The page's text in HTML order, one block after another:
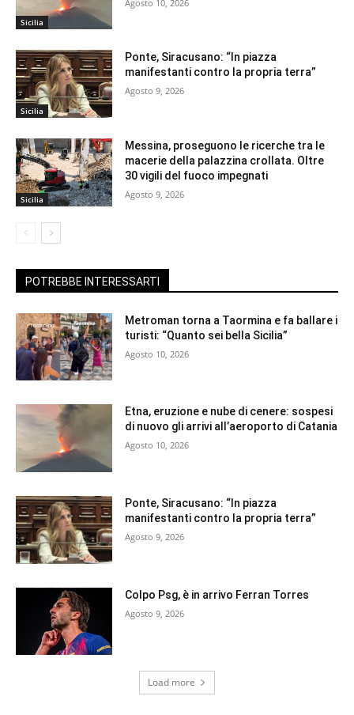
Sicilia
Agosto 10, 2026
Sicilia
Ponte, Siracusano: “In piazza
manifestanti contro la propria terra”
Agosto 9, 2026
Sicilia
Messina, proseguono le ricerche tra le
macerie della palazzina crollata. Oltre
30 vigili del fuoco impegnati
Agosto 9, 2026
POTREBBE INTERESSARTI
Metroman torna a Taormina e fa ballare i
turisti: “Quanto sei bella Sicilia”
Agosto 10, 2026
Etna, eruzione e nube di cenere: sospesi
di nuovo gli arrivi all’aeroporto di Catania
Agosto 10, 2026
Ponte, Siracusano: “In piazza
manifestanti contro la propria terra”
Agosto 9, 2026
Colpo Psg, è in arrivo Ferran Torres
Agosto 9, 2026
Load more